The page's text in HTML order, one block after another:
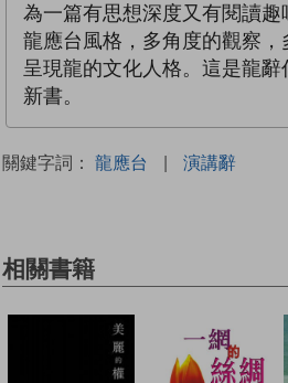
為一篇有思想深度又有閱讀
龍應台風格，多角度的觀察
呈現龍的文化人格。這是龍
新書。
關鍵字詞： 龍應台 | 演講辭
相關書籍